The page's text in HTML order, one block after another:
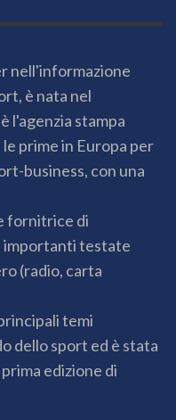
nell'informazione
è nata nel
l'agenzia stampa
prime in Europa per
business, con una
fornitrice di
importanti testate
(radio, carta
temi
dello sport ed è stata
edizione di